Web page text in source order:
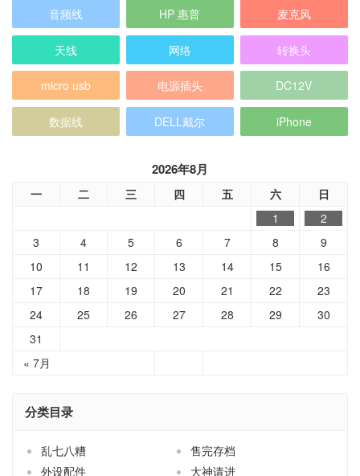
音频线 HP 惠普 麦克风
天线 网络 转换头
micro usb 电源插头 DC12V
数据线 DELL戴尔 iPhone
2026年8月
一 二 三 四 五 六 日
« 7月
1
2
3
4 5 6 7 8
9
10
11 12 13 14 15
16
17
18 19 20 21 22
23
24
25 26 27 28 29
30
31
分类目录
乱七八糟
售完存档
外设配件
大神请进